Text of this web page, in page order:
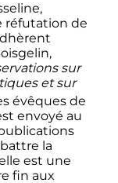
réfutation de
sur
et sur
évêques de
envoyé au
la
est une
fin aux